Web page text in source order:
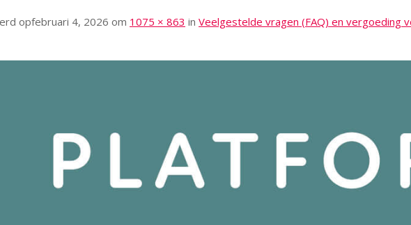
opfebruari 4, 2026 om 1075 × 863 in Veelgestelde vragen (FAQ) en vergoeding